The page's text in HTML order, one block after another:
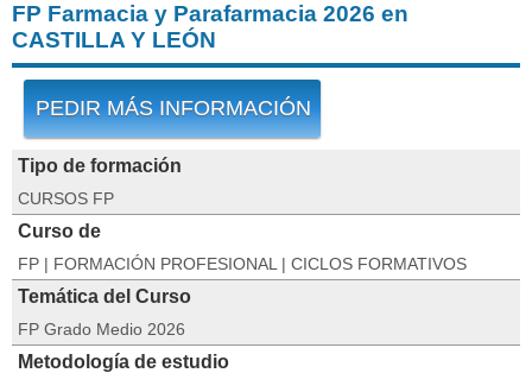
FP Farmacia y Parafarmacia 2026 en
CASTILLA Y LEÓN
PEDIR MÁS INFORMACIÓN
Tipo de formación
CURSOS FP
Curso de
FP | FORMACIÓN PROFESIONAL | CICLOS FORMATIVOS
Temática del Curso
FP Grado Medio 2026
Metodología de estudio